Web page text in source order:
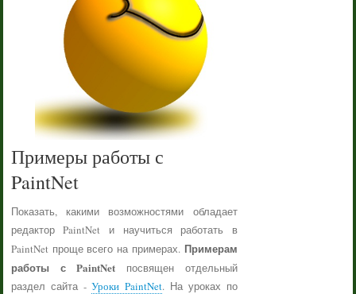
Примеры работы с
PaintNet
Показать, какими возможностями обладает
редактор PaintNet и научиться работать в
PaintNet проще всего на примерах. Примерам
работы с PaintNet посвящен отдельный
раздел сайта -Уроки PaintNet. На уроках по